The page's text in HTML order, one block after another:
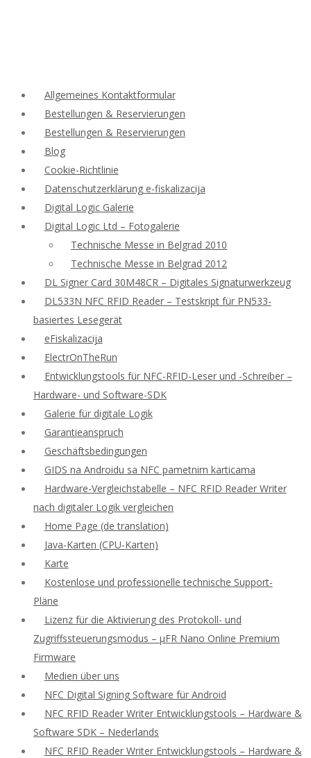
Allgemeines Kontaktformular
Bestellungen & Reservierungen
Bestellungen & Reservierungen
Blog
Cookie-Richtlinie
Datenschutzerklärung e-fiskalizacija
Digital Logic Galerie
Digital Logic Ltd – Fotogalerie
Technische Messe in Belgrad 2010
Technische Messe in Belgrad 2012
DL Signer Card 30M48CR – Digitales Signaturwerkzeug
DL533N NFC RFID Reader – Testskript für PN533-
basiertes Lesegerät
eFiskalizacija
ElectrOnTheRun
Entwicklungstools für NFC-RFID-Leser und -Schreiber –
Hardware- und Software-SDK
Galerie für digitale Logik
Garantieanspruch
Geschäftsbedingungen
GIDS na Androidu sa NFC pametnim karticama
Hardware-Vergleichstabelle – NFC RFID Reader Writer
nach digitaler Logik vergleichen
Home Page (de translation)
Java-Karten (CPU-Karten)
Karte
Kostenlose und professionelle technische Support-
Pläne
Lizenz für die Aktivierung des Protokoll- und
Zugriffssteuerungsmodus – μFR Nano Online Premium
Firmware
Medien über uns
NFC Digital Signing Software für Android
NFC RFID Reader Writer Entwicklungstools – Hardware &
Software SDK – Nederlands
NFC RFID Reader Writer Entwicklungstools – Hardware &